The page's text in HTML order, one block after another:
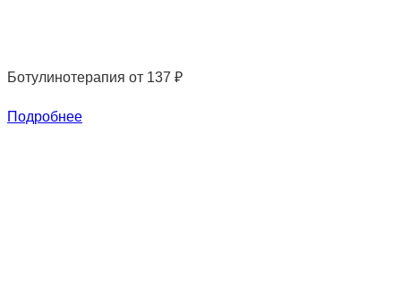
Ботулинотерапия от 137 ₽
Подробнее